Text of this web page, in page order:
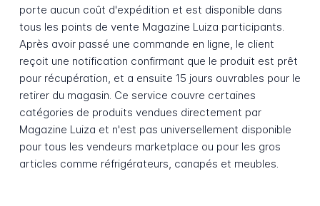
porte aucun coût d'expédition et est disponible dans
tous les points de vente Magazine Luiza participants.
Après avoir passé une commande en ligne, le client
reçoit une notification confirmant que le produit est prêt
pour récupération, et a ensuite 15 jours ouvrables pour le
retirer du magasin. Ce service couvre certaines
catégories de produits vendues directement par
Magazine Luiza et n'est pas universellement disponible
pour tous les vendeurs marketplace ou pour les gros
articles comme réfrigérateurs, canapés et meubles.